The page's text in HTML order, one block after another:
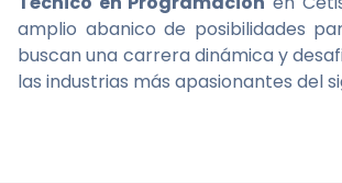
amplio abanico de posibilidades
buscan una carrera dinámica y
las industrias más apasionantes del